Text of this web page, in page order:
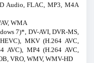
Audio, FLAC, MP3, M4A
WMA
7)*, DV-AVI, DVR-MS,
MKV (H.264 AVC,
AVC), MP4 (H.264 AVC,
VRO, WMV, WMV-HD